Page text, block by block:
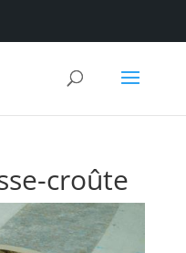
croûte